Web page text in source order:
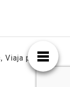
Viaja por